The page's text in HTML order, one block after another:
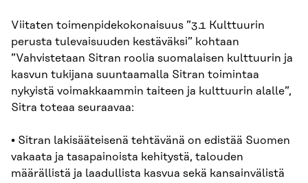
Viitaten toimenpidekokonaisuus ”3.1 Kulttuurin
perusta tulevaisuuden kestäväksi” kohtaan
”Vahvistetaan Sitran roolia suomalaisen kulttuurin ja
kasvun tukijana suuntaamalla Sitran toimintaa
nykyistä voimakkaammin taiteen ja kulttuurin alalle”,
Sitra toteaa seuraavaa:
• Sitran lakisääteisenä tehtävänä on edistää Suomen
vakaata ja tasapainoista kehitystä, talouden
määrällistä ja laadullista kasvua sekä kansainvälistä